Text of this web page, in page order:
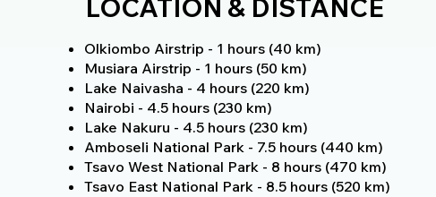
LOCATION & DISTANCE
Olkiombo Airstrip - 1 hours (40 km)
Musiara Airstrip - 1 hours (50 km)
Lake Naivasha - 4 hours (220 km)
Nairobi - 4.5 hours (230 km)
Lake Nakuru - 4.5 hours (230 km)
Amboseli National Park - 7.5 hours (440 km)
Tsavo West National Park - 8 hours (470 km)
Tsavo East National Park - 8.5 hours (520 km)